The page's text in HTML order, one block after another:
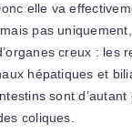
elle va
pas
creux : les
hépatiques et
sont d’autant
coliques.